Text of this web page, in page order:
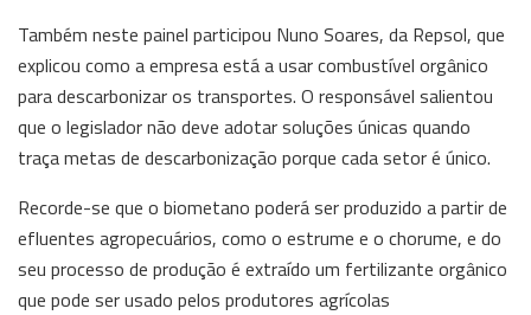
Também neste painel participou Nuno Soares, da Repsol, que
explicou como a empresa está a usar combustível orgânico
para descarbonizar os transportes. O responsável salientou
que o legislador não deve adotar soluções únicas quando
traça metas de descarbonização porque cada setor é único.
Recorde-se que o biometano poderá ser produzido a partir de
efluentes agropecuários, como o estrume e o chorume, e do
seu processo de produção é extraído um fertilizante orgânico
que pode ser usado pelos produtores agrícolas